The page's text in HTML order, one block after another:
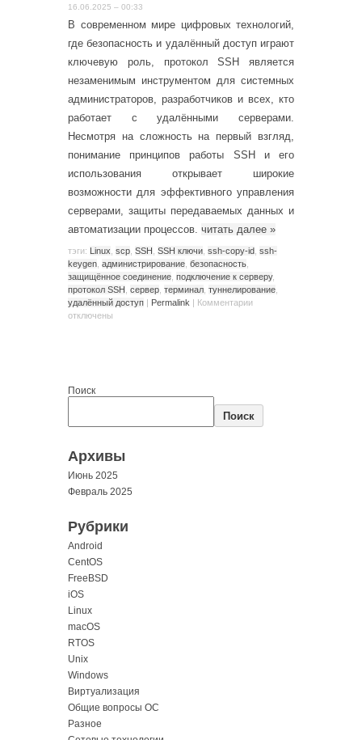
16.06.2025 – 00:33
В современном мире цифровых технологий,
где безопасность и удалённый доступ играют
ключевую роль, протокол SSH является
незаменимым инструментом для системных
администраторов, разработчиков и всех, кто
работает с удалёнными серверами.
Несмотря на сложность на первый взгляд,
понимание принципов работы SSH и его
использования открывает широкие
возможности для эффективного управления
серверами, защиты передаваемых данных и
автоматизации процессов. читать далее »
тэги: Linux scp SSH SSH ключи ssh-copy-id ssh-
keygen администрирование безопасность
защищённое соединение подключение к серверу,
протокол SSH сервер терминал туннелирование
удалённый доступ | Permalink | Комментарии
отключены
Поиск
Поиск
Архивы
Июнь 2025
Февраль 2025
Рубрики
Android
CentOS
FreeBSD
iOS
Linux
macOS
RTOS
Unix
Windows
Виртуализация
Общие вопросы ОС
Разное